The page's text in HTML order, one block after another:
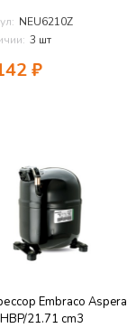
NEU6210Z
3 шт
₽
Embraco Aspera
21.71 cm3